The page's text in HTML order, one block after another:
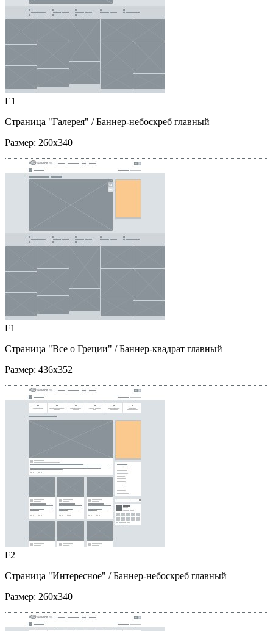
E1
Страница "Галерея" / Баннер-небоскреб главный
Размер: 260x340
F1
Страница "Все о Греции" / Баннер-квадрат главный
Размер: 436x352
F2
Страница "Интересное" / Баннер-небоскреб главный
Размер: 260x340